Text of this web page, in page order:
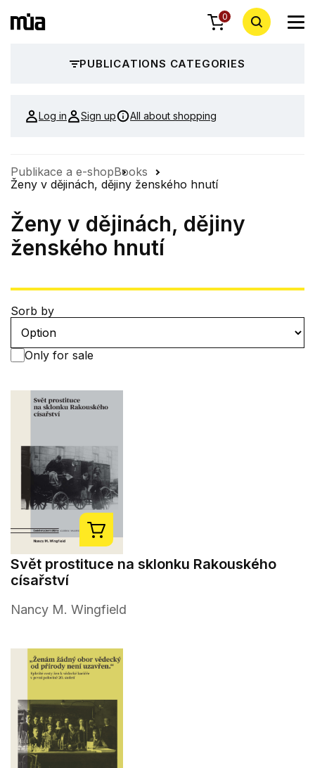
0
PUBLICATIONS CATEGORIES
Log in Sign up All about shopping
Publikace a e-shopBooks
Ženy v dějinách, dějiny ženského hnutí
Ženy v dějinách, dějiny
ženského hnutí
Sorb by
Only for sale
Svět prostituce na sklonku Rakouského
císařství
Nancy M. Wingfield